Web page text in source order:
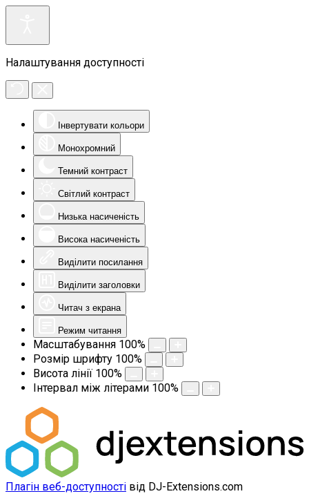
Налаштування доступності
Інвертувати кольори
Монохромний
Темний контраст
Світлий контраст
Низька насиченість
Висока насиченість
Виділити посилання
Виділити заголовки
Читач з екрана
Режим читання
Масштабування 100%
Розмір шрифту 100%
Висота лінії 100%
Інтервал між літерами 100%
Плагін веб-доступності від DJ-Extensions.com